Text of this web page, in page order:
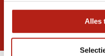
Alles
* Lees hier de wettelijke